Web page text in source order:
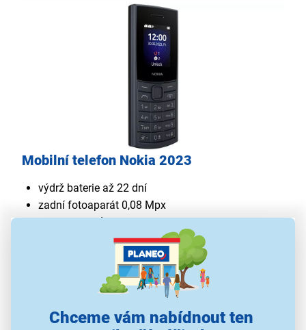
Chceme vám nabídnout ten
Mobilní telefon Nokia 2023
výdrž baterie až 22 dní
zadní fotoaparát 0,08 Mpx
možnost dual SIM
možnost paměťové karty Micro SD 32 GB